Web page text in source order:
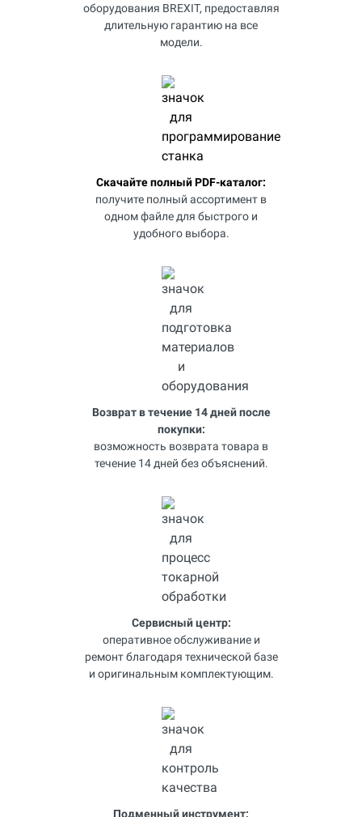
оборудования BREXIT, предоставляя
длительную гарантию на все
модели.
Скачайте полный PDF-каталог:
получите полный ассортимент в
одном файле для быстрого и
удобного выбора.
Возврат в течение 14 дней после
покупки:
возможность возврата товара в
течение 14 дней без объяснений.
Сервисный центр:
оперативное обслуживание и
ремонт благодаря технической базе
и оригинальным комплектующим.
Подменный инструмент: